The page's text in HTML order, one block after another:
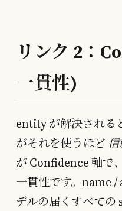
リンク 2：
一貫性)
entity が解決される
がそれを使うほど
が Confidence 軸で
一貫性です。name
デルの届くすべての